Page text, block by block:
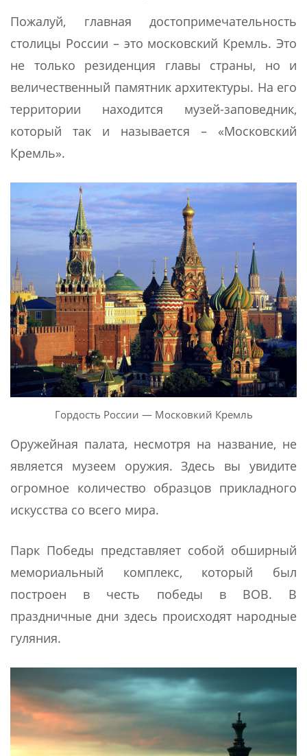
Пожалуй, главная достопримечательность
столицы России – это московский Кремль. Это
не только резиденция главы страны, но и
величественный памятник архитектуры. На его
территории находится музей-заповедник,
который так и называется – «Московский
Кремль».
Гордость России — Московкий Кремль
Оружейная палата, несмотря на название, не
является музеем оружия. Здесь вы увидите
огромное количество образцов прикладного
искусства со всего мира.
Парк Победы представляет собой обширный
мемориальный комплекс, который был
построен в честь победы в ВОВ. В
праздничные дни здесь происходят народные
гуляния.